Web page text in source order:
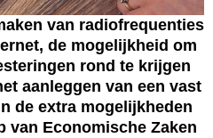
van radiofrequenties
de mogelijkheid om
rond te krijgen
aanleggen van een vast
de extra mogelijkheden
van Economische Zaken